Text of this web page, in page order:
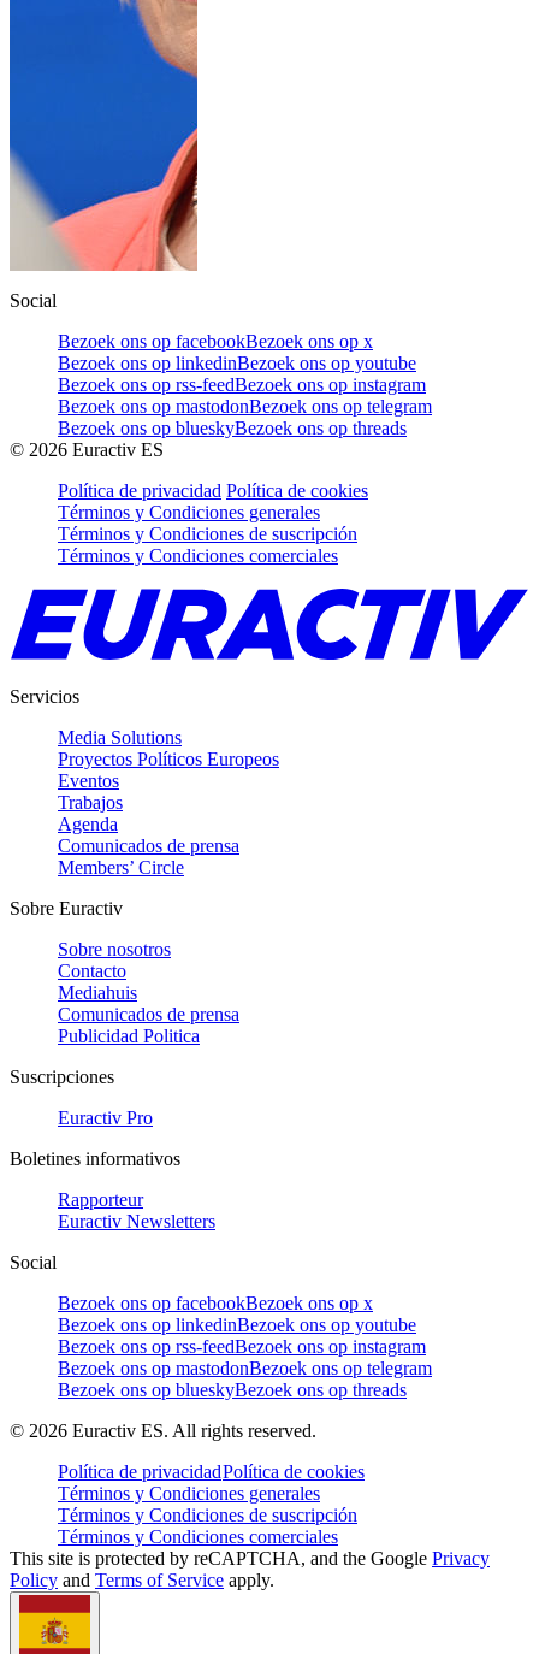
Social
Bezoek ons op facebookBezoek ons op x
Bezoek ons op linkedinBezoek ons op youtube
Bezoek ons op rss-feedBezoek ons op instagram
Bezoek ons op mastodonBezoek ons op telegram
Bezoek ons op blueskyBezoek ons op threads
© 2026 Euractiv ES
Política de privacidad Política de cookies
Términos y Condiciones generales
Términos y Condiciones de suscripción
Términos y Condiciones comerciales
Servicios
Media Solutions
Proyectos Políticos Europeos
Eventos
Trabajos
Agenda
Comunicados de prensa
Members’ Circle
Sobre Euractiv
Sobre nosotros
Contacto
Mediahuis
Comunicados de prensa
Publicidad Politica
Suscripciones
Euractiv Pro
Boletines informativos
Rapporteur
Euractiv Newsletters
Social
Bezoek ons op facebookBezoek ons op x
Bezoek ons op linkedinBezoek ons op youtube
Bezoek ons op rss-feedBezoek ons op instagram
Bezoek ons op mastodonBezoek ons op telegram
Bezoek ons op blueskyBezoek ons op threads
© 2026 Euractiv ES. All rights reserved.
Política de privacidadPolítica de cookies
Términos y Condiciones generales
Términos y Condiciones de suscripción
Términos y Condiciones comerciales
This site is protected by reCAPTCHA, and the Google Privacy
Policy and Terms of Service apply.